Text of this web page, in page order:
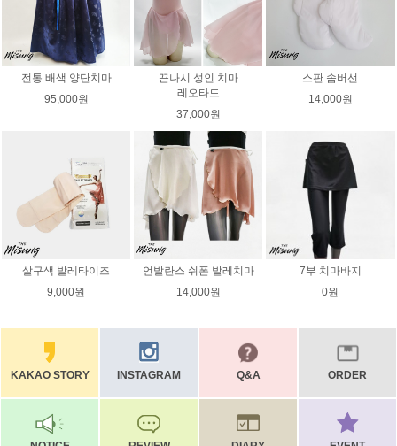
전통 배색 양단치마
95,000원
끈나시 성인 치마
레오타드
37,000원
스판 솜버선
14,000원
살구색 발레타이즈
9,000원
언발란스 쉬폰 발레치마
14,000원
7부 치마바지
0원
KAKAO STORY INSTAGRAM Q&A ORDER